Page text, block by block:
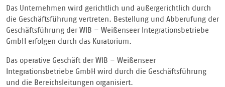
Das Unternehmen wird gerichtlich und außergerichtlich durch
die Geschäftsführung vertreten. Bestellung und Abberufung der
Geschäftsführung der WIB – Weißenseer Integrationsbetriebe
GmbH erfolgen durch das Kuratorium.
Das operative Geschäft der WIB – Weißenseer
Integrationsbetriebe GmbH wird durch die Geschäftsführung
und die Bereichsleitungen organisiert.